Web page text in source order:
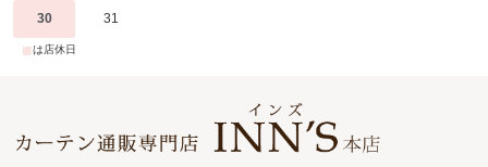
30 31
■は店休日